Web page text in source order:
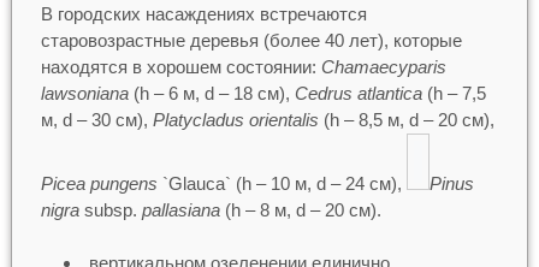
В городских насаждениях встречаются
старовозрастные деревья (более 40 лет), которые
находятся в хорошем состоянии: Chamaecyparis
lawsoniana(h – 6 м, d – 18 см), Cedrus atlantica(h – 7,5
м, d – 30 см), Platycladus orientalis (h – 8,5 м, d – 20 см),
Picea pungens `Glauca` (h – 10 м, d – 24 см),
Pinus
nigrasubsp. pallasiana(h – 8 м, d – 20 см).